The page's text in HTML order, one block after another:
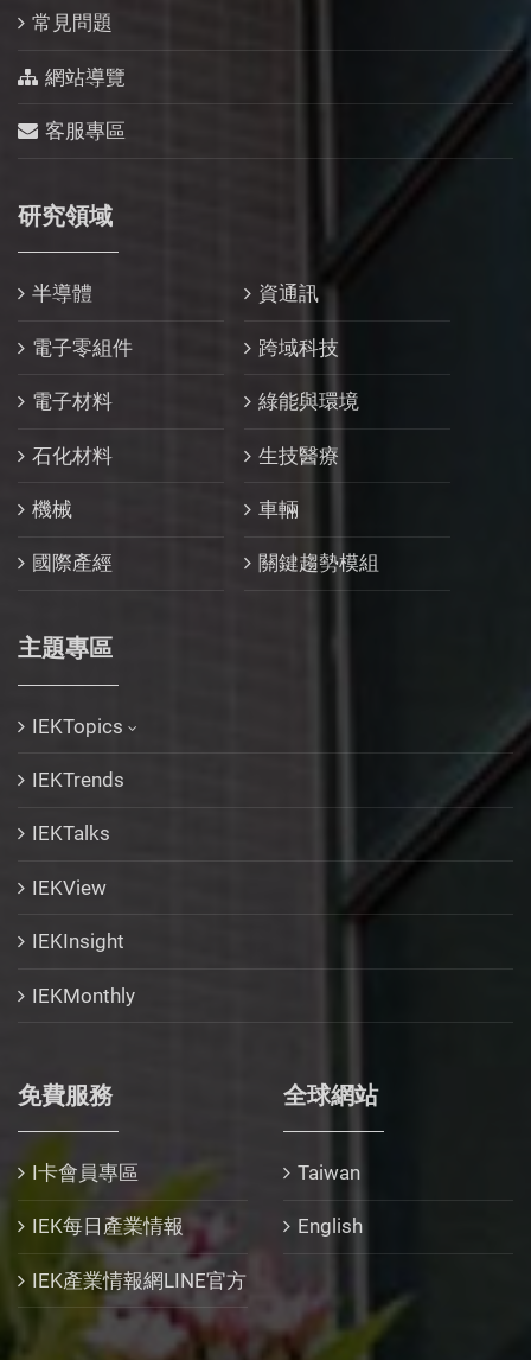
常見問題
網站導覽
客服專區
研究領域
半導體 資通訊
電子零組件 跨域科技
電子材料 綠能與環境
石化材料 生技醫療
機械 車輛
國際產經 關鍵趨勢模組
主題專區
IEKTopics
IEKTrends
IEKTalks
IEKView
IEKInsight
IEKMonthly
免費服務
I卡會員專區
IEK每日產業情報
IEK產業情報網LINE官方
全球網站
Taiwan
English